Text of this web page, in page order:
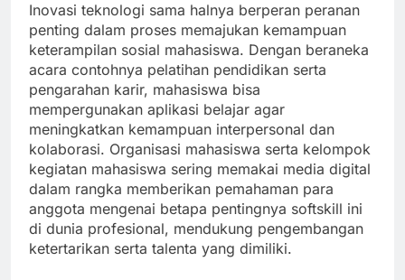
Inovasi teknologi sama halnya berperan peranan
penting dalam proses memajukan kemampuan
keterampilan sosial mahasiswa. Dengan beraneka
acara contohnya pelatihan pendidikan serta
pengarahan karir, mahasiswa bisa
mempergunakan aplikasi belajar agar
meningkatkan kemampuan interpersonal dan
kolaborasi. Organisasi mahasiswa serta kelompok
kegiatan mahasiswa sering memakai media digital
dalam rangka memberikan pemahaman para
anggota mengenai betapa pentingnya softskill ini
di dunia profesional, mendukung pengembangan
ketertarikan serta talenta yang dimiliki.